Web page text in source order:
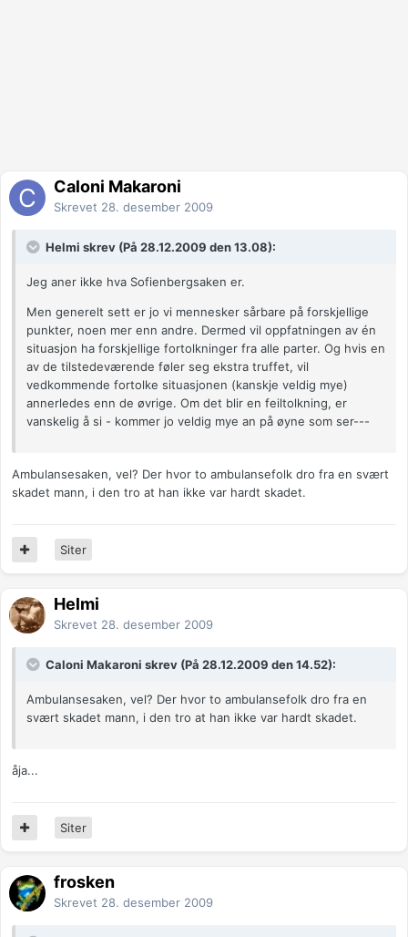
Caloni Makaroni
Skrevet 28. desember 2009
Helmi skrev (På 28.12.2009 den 13.08):
Jeg aner ikke hva Sofienbergsaken er.
Men generelt sett er jo vi mennesker sårbare på forskjellige
punkter, noen mer enn andre. Dermed vil oppfatningen av én
situasjon ha forskjellige fortolkninger fra alle parter. Og hvis en
av de tilstedeværende føler seg ekstra truffet, vil
vedkommende fortolke situasjonen (kanskje veldig mye)
annerledes enn de øvrige. Om det blir en feiltolkning, er
vanskelig å si - kommer jo veldig mye an på øyne som ser---
Ambulansesaken, vel? Der hvor to ambulansefolk dro fra en svært
skadet mann, i den tro at han ikke var hardt skadet.
Siter
Helmi
Skrevet 28. desember 2009
Caloni Makaroni skrev (På 28.12.2009 den 14.52):
Ambulansesaken, vel? Der hvor to ambulansefolk dro fra en
svært skadet mann, i den tro at han ikke var hardt skadet.
åja...
Siter
frosken
Skrevet 28. desember 2009